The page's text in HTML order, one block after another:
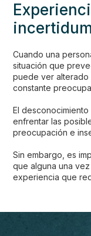
Cuando una
situación que
puede ver alterado
constante
El
enfrentar las
preocupación e
Sin embargo, es
que alguna una
experiencia que